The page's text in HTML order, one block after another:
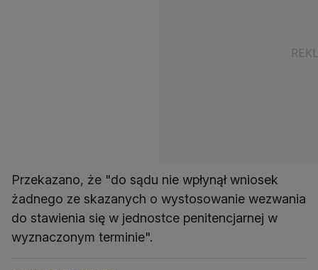
Przekazano, że "do sądu nie wpłynął wniosek
żadnego ze skazanych o wystosowanie wezwania
do stawienia się w jednostce penitencjarnej w
wyznaczonym terminie".